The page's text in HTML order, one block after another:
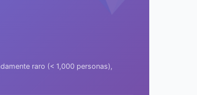
raro (< 1,000 personas),